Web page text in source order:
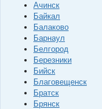
Ачинск
Байкал
Балаково
Барнаул
Белгород
Березники
Бийск
Благовещенск
Братск
Брянск